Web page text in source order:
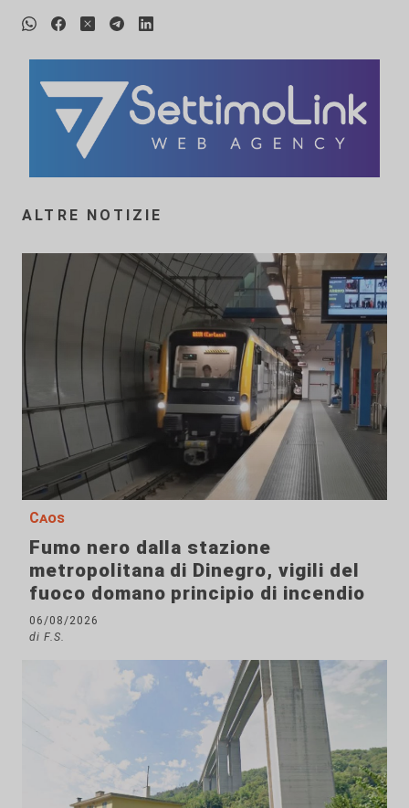
ALTRE NOTIZIE
Caos
Fumo nero dalla stazione
metropolitana di Dinegro, vigili del
fuoco domano principio di incendio
06/08/2026
di F.S.